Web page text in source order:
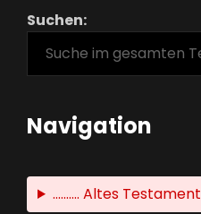
Suchen:
Navigation
.......... Altes Testament